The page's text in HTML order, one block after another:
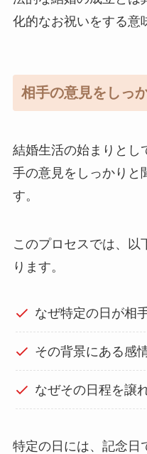
化的なお祝いをする意
相手の意見をしっ
結婚生活の始まりとし
手の意見をしっかりと
す。
このプロセスでは、以
ります。
なぜ特定の日が相
その背景にある感
なぜその日程を譲
特定の日には、記念日